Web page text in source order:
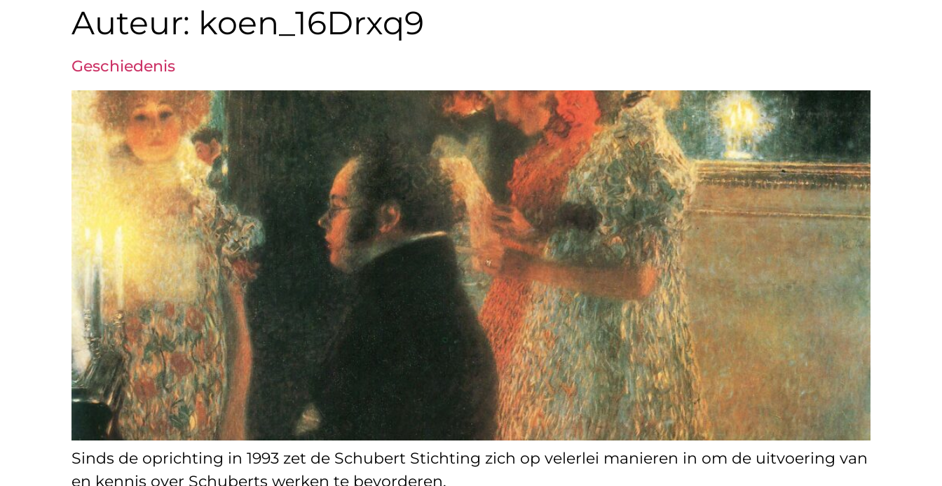
Auteur: koen_16Drxq9
Geschiedenis
Sinds de oprichting in 1993 zet de Schubert Stichting zich op velerlei manieren in om de uitvoering van
en kennis over Schuberts werken te bevorderen.